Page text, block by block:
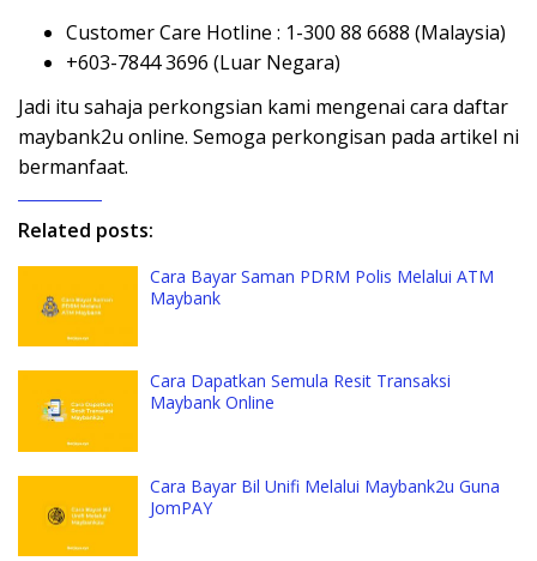
Customer Care Hotline : 1-300 88 6688 (Malaysia)
+603-7844 3696 (Luar Negara)
Jadi itu sahaja perkongsian kami mengenai cara daftar
maybank2u online. Semoga perkongisan pada artikel ni
bermanfaat.
Related posts:
Cara Bayar Saman PDRM Polis Melalui ATM
Maybank
Cara Dapatkan Semula Resit Transaksi
Maybank Online
Cara Bayar Bil Unifi Melalui Maybank2u Guna
JomPAY